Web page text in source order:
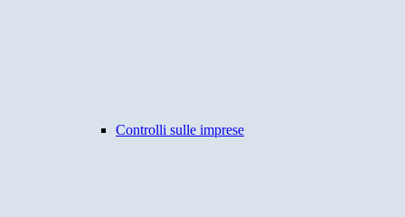
Controlli sulle imprese